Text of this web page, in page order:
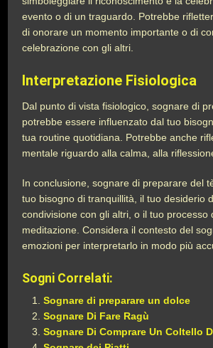
evento o di un traguardo. Potrebbe
di onorare un momento importante o di
celebrazione con gli altri.
Interpretazione Fisiologica
Dal punto di vista fisiologico, sognare di
potrebbe essere influenzato dal tuo
tua routine quotidiana. Potrebbe anche
mentale riguardo alla calma, alla
In conclusione, sognare di preparare del
tuo bisogno di tranquillità, il tuo desiderio
condivisione con gli altri, o il tuo processo
meditazione. Considera il contesto del
emozioni per interpretarlo in modo più
Sogni Correlati:
Sognare di preparare un dolce
Sognare Di Fare Ragù
Sognare Di Comprare Un Coltello